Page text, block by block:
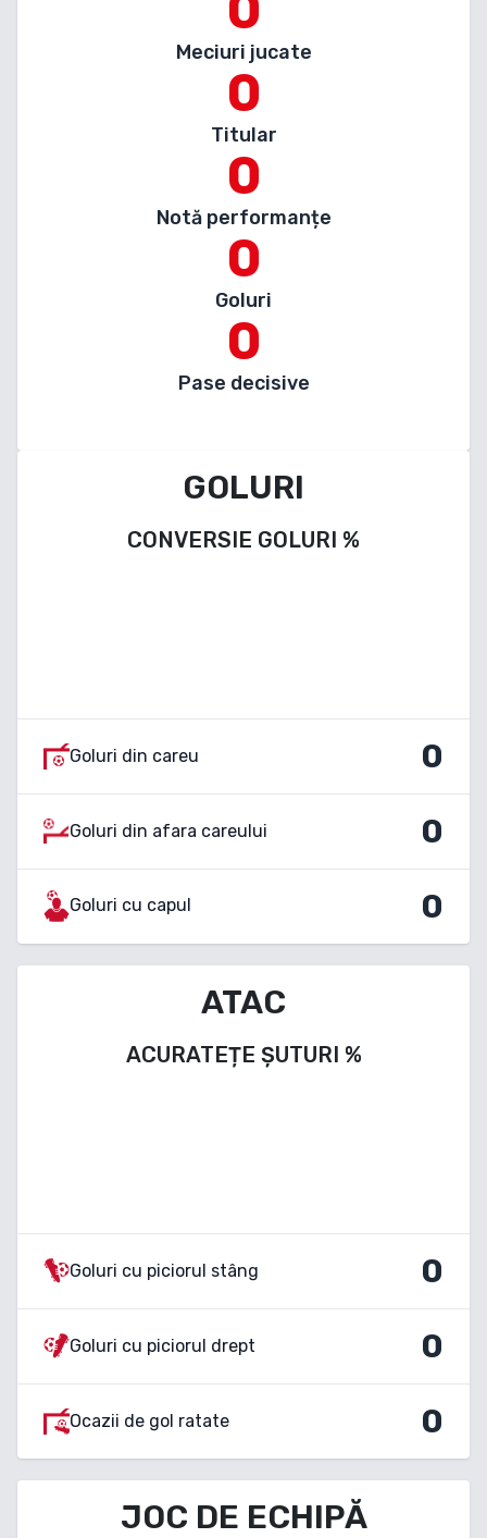
Meciuri jucate
0
Titular
0
Notă performanțe
0
Goluri
0
Pase decisive
GOLURI
CONVERSIE GOLURI %
Goluri din careu 0
Goluri din afara careului 0
Goluri cu capul 0
ATAC
ACURATEȚE ȘUTURI %
Goluri cu piciorul stâng 0
Goluri cu piciorul drept 0
Ocazii de gol ratate 0
JOC DE ECHIPĂ